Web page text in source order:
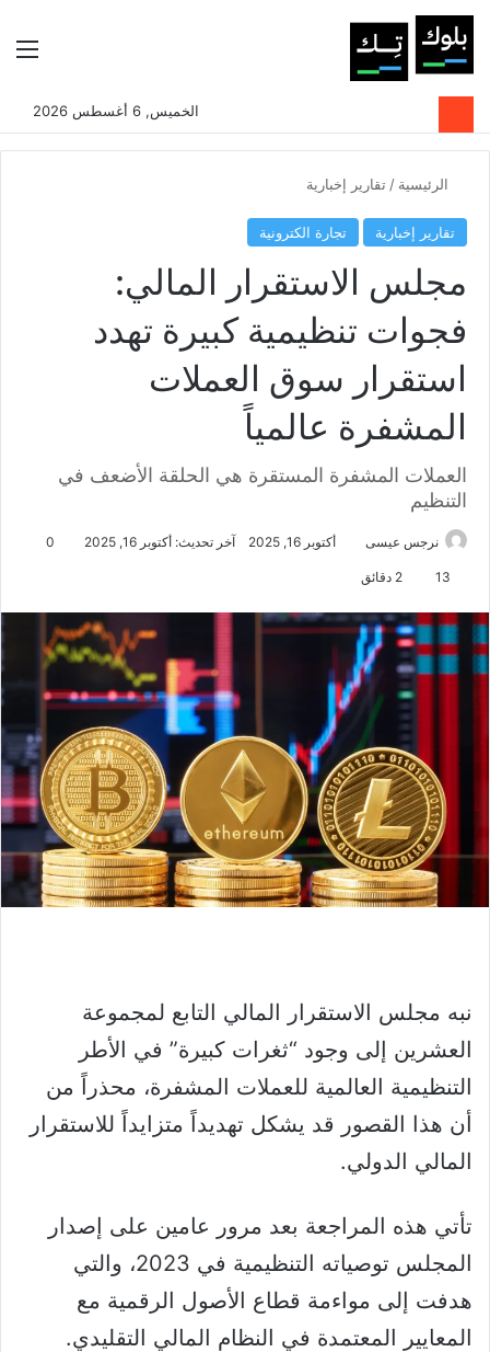
بحثالوضع
الخميس, 6 أغسطس 2026
الرئيسية / تقارير إخبارية
تقارير إخبارية تجارة الكترونية
مجلس الاستقرار المالي:
فجوات تنظيمية كبيرة تهدد
استقرار سوق العملات
المشفرة عالمياً
العملات المشفرة المستقرة هي الحلقة الأضعف في
التنظيم
نرجس عيسى أكتوبر 16, 2025 آخر تحديث: أكتوبر 16, 2025 0
13
نبه مجلس الاستقرار المالي التابع لمجموعة
العشرين إلى وجود “ثغرات كبيرة” في الأطر
التنظيمية العالمية للعملات المشفرة، محذراً من
أن هذا القصور قد يشكل تهديداً متزايداً للاستقرار
المالي الدولي.
تأتي هذه المراجعة بعد مرور عامين على إصدار
المجلس توصياته التنظيمية في 2023، والتي
هدفت إلى مواءمة قطاع الأصول الرقمية مع
المعايير المعتمدة في النظام المالي التقليدي.